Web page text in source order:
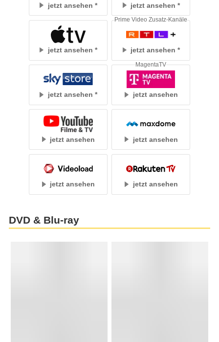
jetzt ansehen jetzt ansehen
jetzt ansehen jetzt ansehen
Prime Video Zusatz-Kanäle
jetzt ansehen jetzt ansehen
MagentaTV
jetzt ansehen jetzt ansehen
jetzt ansehen jetzt ansehen
DVD & Blu-ray